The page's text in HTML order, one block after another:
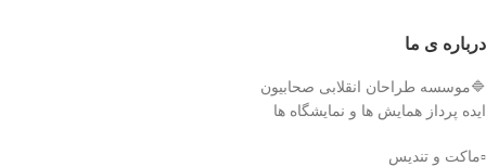
درباره ی ما
🔷موسسه طراحان انقلابی صحابیون
ایده پرداز همایش ها و نمایشگاه ها
▫️ماکت و تندیس